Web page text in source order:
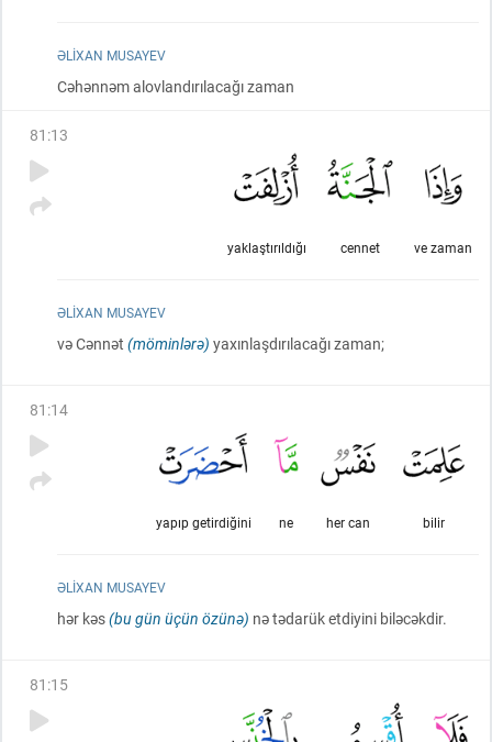
ƏLIXAN MUSAYEV
Cəhənnəm alovlandırılacağı zaman
81 :13
ve zaman
cennet
yaklaştırıldığı
ƏLIXAN MUSAYEV
və Cənnət (möminlərə) yaxınlaşdırılacağı zaman;
81 :14
bilir
her can
ne
yapıp getirdiğini
ƏLIXAN MUSAYEV
hər kəs(bu gün üçün özünə) nə tədarük etdiyini biləcəkdir.
81 :15